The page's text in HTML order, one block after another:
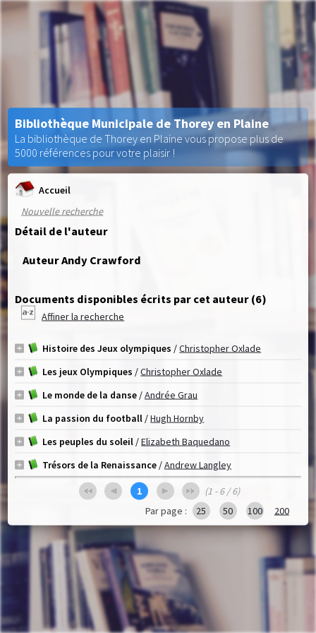
Accueil
Nouvelle recherche
Détail de l'auteur
Auteur Andy Crawford
Documents disponibles écrits par cet auteur (6)
Affiner la recherche
Histoire des Jeux olympiques /Christopher Oxlade
Les jeux Olympiques /Christopher Oxlade
Le monde de la danse /Andrée Grau
La passion du football /Hugh Hornby
Les peuples du soleil /Elizabeth Baquedano
Trésors de la Renaissance /Andrew Langley
1
(1 - 6 / 6)
Par page :
25 50 100 200
Bibliothèque Municipale de Thorey en Plaine
La bibliothèque de Thorey en Plaine vous propose plus de
5000 références pour votre plaisir !